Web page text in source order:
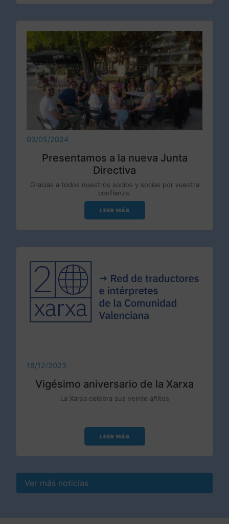
03/05/2024
Presentamos a la nueva Junta
Directiva
Gracias a todos nuestros socios y socias por vuestra
confianza.
LEER MÁS
18/12/2023
Vigésimo aniversario de la Xarxa
La Xarxa celebra sus veinte añitos
LEER MÁS
Ver más noticias